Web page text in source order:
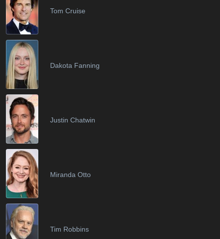
Tom Cruise
Dakota Fanning
Justin Chatwin
Miranda Otto
Tim Robbins